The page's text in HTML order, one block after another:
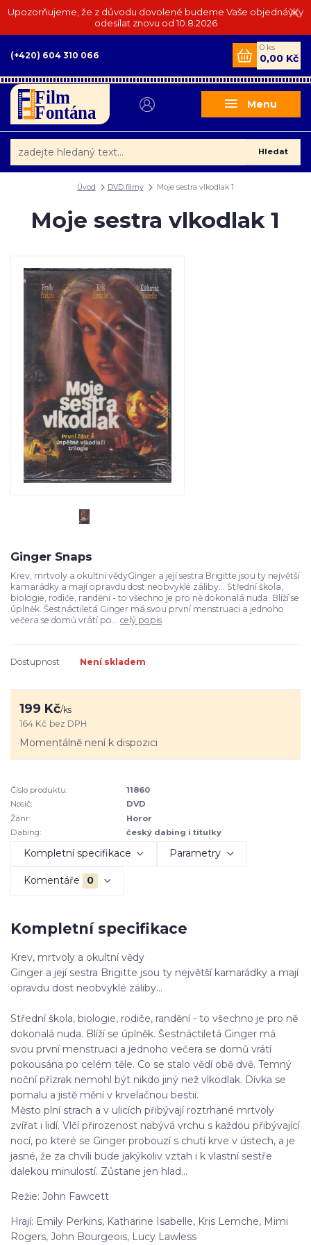
Upozorňujeme, že z důvodu dovolené budeme Vaše objednávky
odesílat znovu od 10.8.2026
Menu
Hledat
(+420) 604 310 066
0 ks
0,00 Kč
Úvod DVD filmy Moje sestra vlkodlak 1
Moje sestra vlkodlak 1
Ginger Snaps
Krev, mrtvoly a okultní vědyGinger a její sestra Brigitte jsou ty největší
kamarádky a mají opravdu dost neobvyklé záliby... Střední škola,
biologie, rodiče, randění - to všechno je pro ně dokonalá nuda. Blíží se
úplněk. Šestnáctiletá Ginger má svou první menstruaci a jednoho
večera se domů vrátí po... celý popis
Dostupnost Není skladem
199 Kč/ks
164 Kč bez DPH
Momentálně není k dispozici
Číslo produktu:
11860
Nosič:
DVD
Žánr:
Horor
Dabing:
český dabing i titulky
Kompletní specifikace Parametry
Komentáře 0
Kompletní specifikace
Krev, mrtvoly a okultní vědy
Ginger a její sestra Brigitte jsou ty největší kamarádky a mají
opravdu dost neobvyklé záliby...
Střední škola, biologie, rodiče, randění - to všechno je pro ně
dokonalá nuda. Blíží se úplněk. Šestnáctiletá Ginger má
svou první menstruaci a jednoho večera se domů vrátí
pokousána po celém těle. Co se stalo vědí obě dvě. Temný
noční přízrak nemohl být nikdo jiný než vlkodlak. Dívka se
pomalu a jistě mění v krvelačnou bestii.
Město plní strach a v ulicích přibývají roztrhané mrtvoly
zvířat i lidí. Vlčí přirozenost nabývá vrchu s každou přibývající
nocí, po které se Ginger probouzí s chutí krve v ústech, a je
jasné, že za chvíli bude jakýkoliv vztah i k vlastní sestře
dalekou minulostí. Zůstane jen hlad...
Režie: John Fawcett
Hrají: Emily Perkins, Katharine Isabelle, Kris Lemche, Mimi
Rogers, John Bourgeois, Lucy Lawless